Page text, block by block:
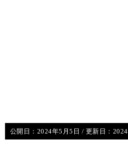
公開日： 2024年5月5日 / 更新日：